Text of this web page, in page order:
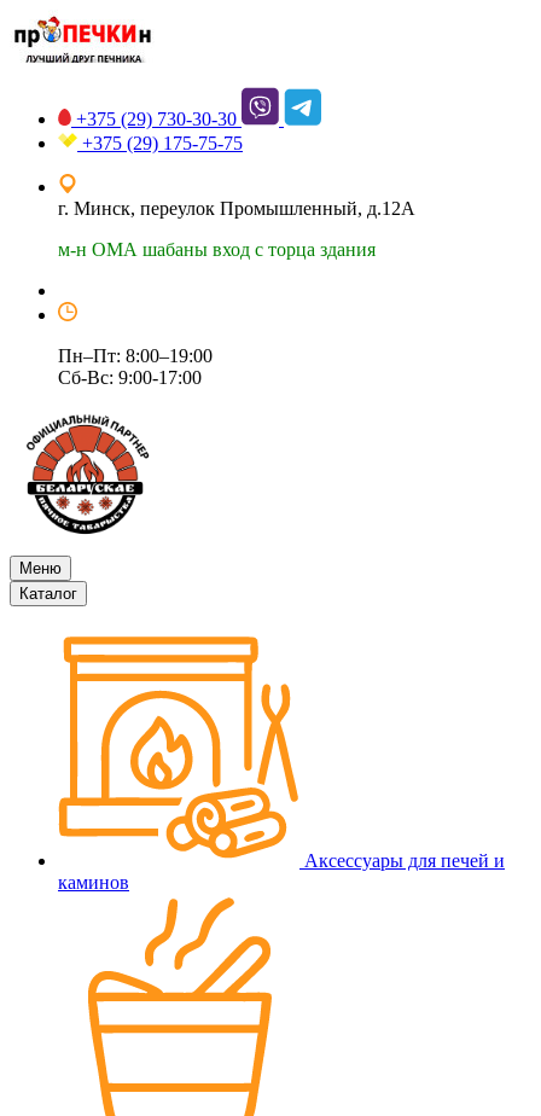
+375 (29) 730-30-30
+375 (29) 175-75-75
г. Минск, переулок Промышленный, д.12А
м-н ОМА шабаны вход с торца здания
Пн–Пт: 8:00–19:00
Сб-Вс: 9:00-17:00
Меню
Каталог
Аксессуары для печей и
каминов